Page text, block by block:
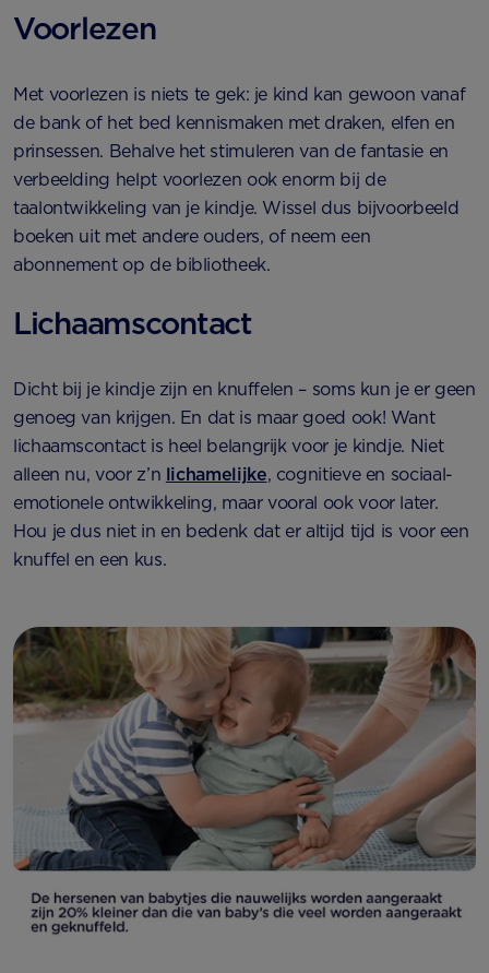
Voorlezen
Met voorlezen is niets te gek: je kind kan gewoon vanaf
de bank of het bed kennismaken met draken, elfen en
prinsessen. Behalve het stimuleren van de fantasie en
verbeelding helpt voorlezen ook enorm bij de
taalontwikkeling van je kindje. Wissel dus bijvoorbeeld
boeken uit met andere ouders, of neem een
abonnement op de bibliotheek.
Lichaamscontact
Dicht bij je kindje zijn en knuffelen – soms kun je er geen
genoeg van krijgen. En dat is maar goed ook! Want
lichaamscontact is heel belangrijk voor je kindje. Niet
alleen nu, voor z’n lichamelijke, cognitieve en sociaal-
emotionele ontwikkeling, maar vooral ook voor later.
Hou je dus niet in en bedenk dat er altijd tijd is voor een
knuffel en een kus.